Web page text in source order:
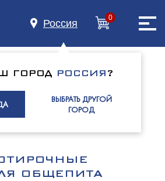
Россия
ГОРОД РОССИЯ ?
ВЫБРАТЬ ДРУГОЙ
ГОРОД
0
оборудования>
машины
ОБЩЕПИТА